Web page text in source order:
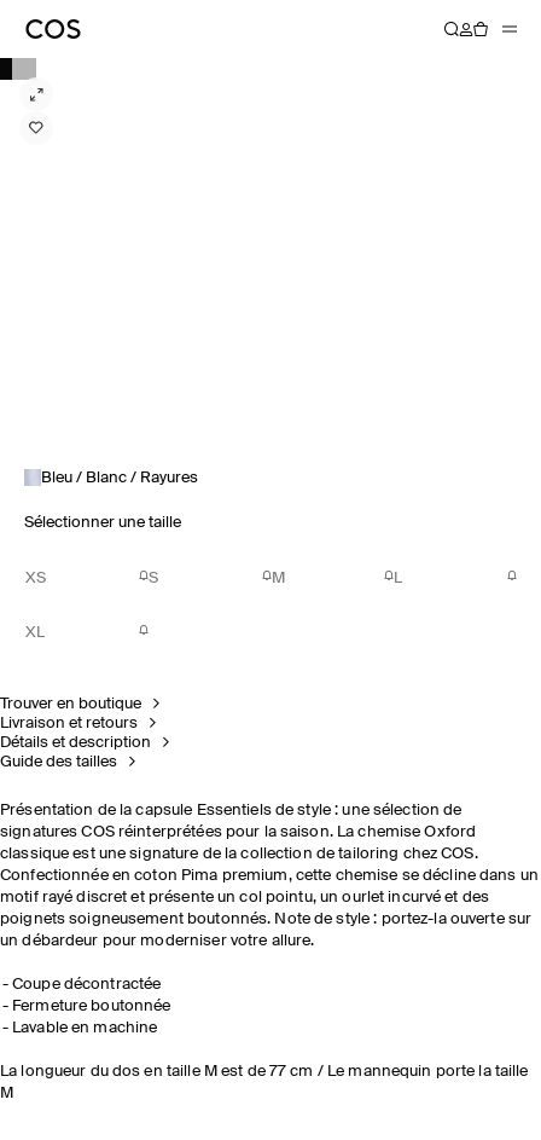
Bleu / Blanc / Rayures
Sélectionner une taille
XS S M L
XL
Trouver en boutique
Livraison et retours
Détails et description
Guide des tailles
Présentation de la capsule Essentiels de style : une sélection de
signatures COS réinterprétées pour la saison. La chemise Oxford
classique est une signature de la collection de tailoring chez COS.
Confectionnée en coton Pima premium, cette chemise se décline dans un
motif rayé discret et présente un col pointu, un ourlet incurvé et des
poignets soigneusement boutonnés. Note de style : portez-la ouverte sur
un débardeur pour moderniser votre allure.
Coupe décontractée
Fermeture boutonnée
Lavable en machine
La longueur du dos en taille M est de 77 cm / Le mannequin porte la taille
M